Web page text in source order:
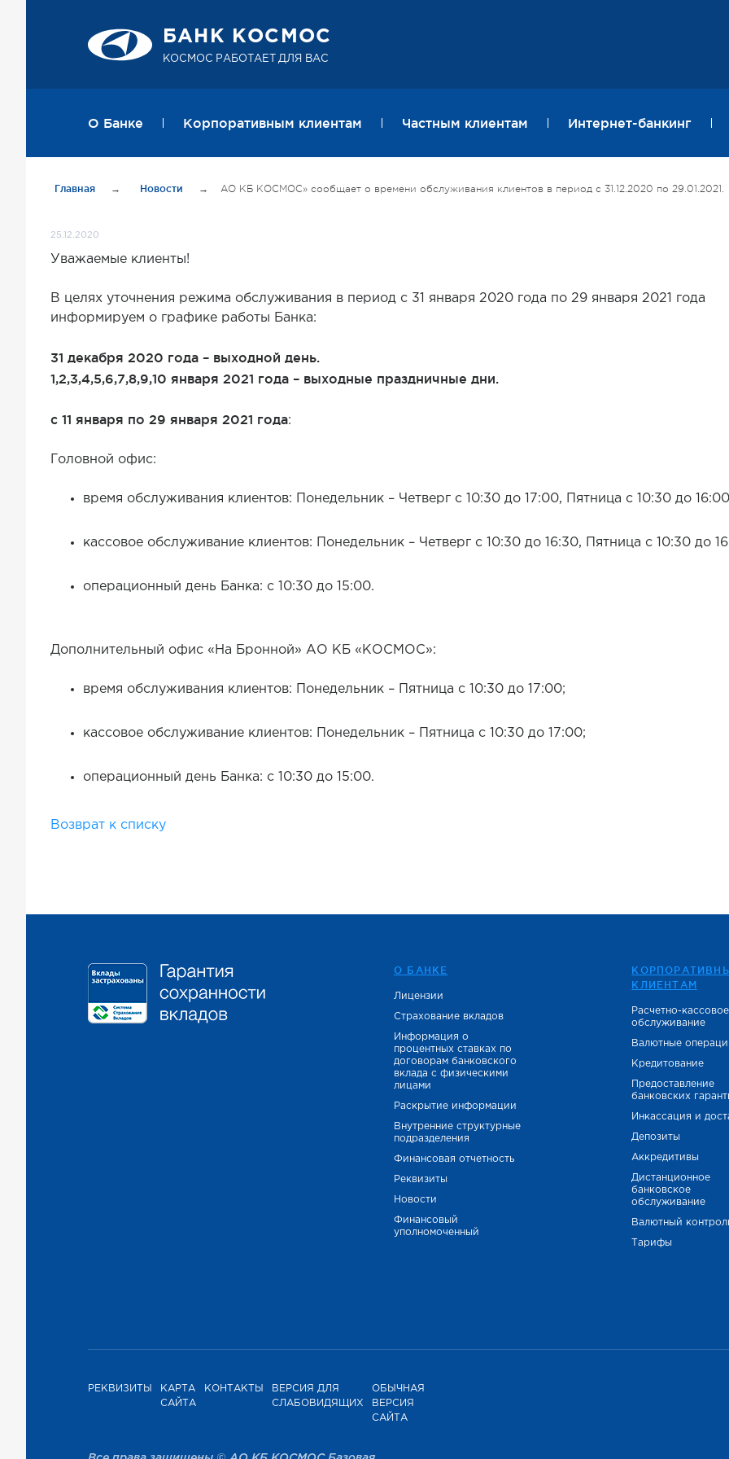
БАНК КОСМОС
КОСМОС РАБОТАЕТ ДЛЯ ВАС
О Банке Корпоративным клиентам Частным клиентам Интернет-банкинг
Главная → Новости → АО КБ КОСМОС» сообщает о времени обслуживания клиентов в период с 31.12.2020 по 29.01.2021.
25.12.2020
Уважаемые клиенты!
В целях уточнения режима обслуживания в период с 31 января 2020 года по 29 января 2021 года
информируем о графике работы Банка:
31 декабря 2020 года – выходной день.
1,2,3,4,5,6,7,8,9,10 января 2021 года – выходные праздничные дни.
с 11 января по 29 января 2021 года:
Головной офис:
время обслуживания клиентов: Понедельник – Четверг с 10:30 до 17:00, Пятница с 10:30 до
кассовое обслуживание клиентов: Понедельник – Четверг с 10:30 до 16:30, Пятница с 10:30 до
операционный день Банка: с 10:30 до 15:00.
Дополнительный офис «На Бронной» АО КБ «КОСМОС»:
время обслуживания клиентов: Понедельник – Пятница с 10:30 до 17:00;
кассовое обслуживание клиентов: Понедельник – Пятница с 10:30 до 17:00;
операционный день Банка: с 10:30 до 15:00.
Возврат к списку
О БАНКЕ
Лицензии
Страхование вкладов
Информация о
процентных ставках по
договорам банковского
вклада с физическими
лицами
Раскрытие информации
Внутренние структурные
подразделения
Финансовая отчетность
Реквизиты
Новости
Финансовый
уполномоченный
КЛИЕНТАМ
Расчетно-кассовое
обслуживание
Валютные
Кредитование
Предоставление
банковских
Инкассация и
Депозиты
Аккредитивы
Дистанционное
банковское
обслуживание
Валютный
Тарифы
РЕКВИЗИТЫ
КАРТА
САЙТА
КОНТАКТЫ
ВЕРСИЯ ДЛЯ
СЛАБОВИДЯЩИХ
ОБЫЧНАЯ
ВЕРСИЯ
САЙТА